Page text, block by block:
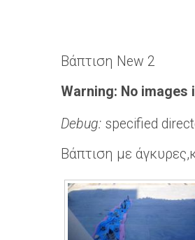
Βάπτιση New 2
Warning: No
Debug: specified
Βάπτιση με